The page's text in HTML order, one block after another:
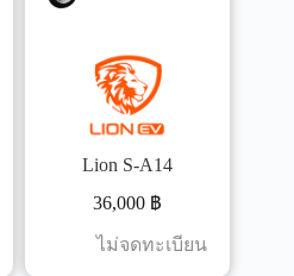
Lion S-A14
36,000 ฿
ไม่จดทะเบียน